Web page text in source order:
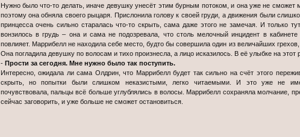
Нужно было что-то делать, иначе девушку унесёт этим бурным потоком, и она уже не сможет
поэтому она обняла своего рыцаря. Прислонила голову к своей груди, а движения были
принцесса очень сильно старалась что-то скрыть, сама даже этого не замечая. И только
вонзилось в грудь – она и сама не подозревала, что столь мелочный инцидент в
повлияет. Маррибелл не находила себе место, будто бы совершила один из величайших грехов,
Она погладила девушку по волосам и тихо произнесла, а лицо исказилось. В её улыбке на этот
- Прости за сегодня. Мне нужно было так поступить.
Интересно, ожидала ли сама Олдрин, что Маррибелл будет так сильно на счёт этого
скрыть, но попытки были слишком неказистыми, легко читаемыми. И это уже не
почувствовала, пальцы всё больше углублялись в волосы. Маррибелл сохраняла молчание,
сейчас заговорить, и уже больше не сможет остановиться.